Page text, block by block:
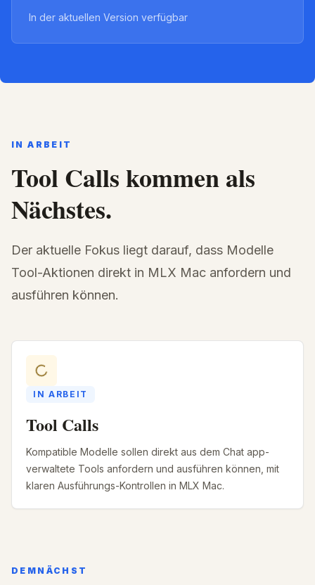
In der aktuellen Version verfügbar
IN ARBEIT
Tool Calls kommen als
Nächstes.
Der aktuelle Fokus liegt darauf, dass Modelle
Tool-Aktionen direkt in MLX Mac anfordern und
ausführen können.
IN ARBEIT
Tool Calls
Kompatible Modelle sollen direkt aus dem Chat app-
verwaltete Tools anfordern und ausführen können, mit
klaren Ausführungs-Kontrollen in MLX Mac.
DEMNÄCHST